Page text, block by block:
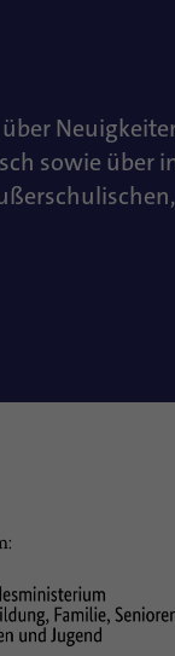
sowie über